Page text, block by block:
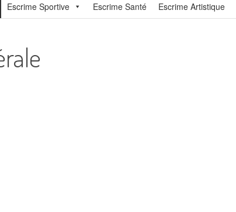
Escrime Sportive Escrime Santé Escrime Artistique